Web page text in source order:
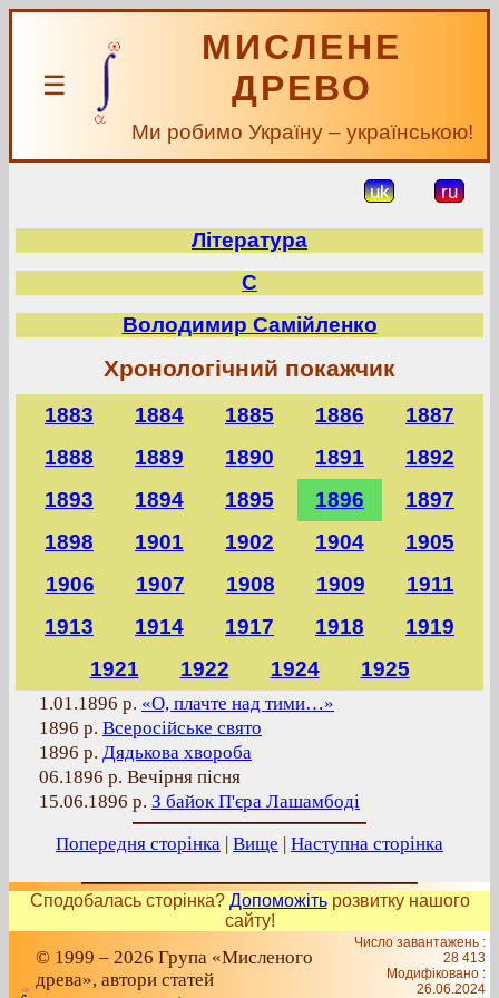
☰
МИСЛЕНЕ
ДРЕВО
Ми робимо Україну – українською!
uk ru
Література
С
Володимир Самійленко
Хронологічний покажчик
1883 1884 1885 1886
1887
1888
1889 1890 1891
1892
1893
1894 1895 1896
1897
1898
1901 1902 1904
1905
1906
1907 1908 1909
1911
1913
1914 1917 1918
1919
1921
1922 1924 1925
1.01.1896 р. «О, плачте над тими…»
1896 р. Всеросійське свято
1896 р. Дядькова хвороба
06.1896 р. Вечірня пісня
15.06.1896 р. З байок П'єра Лашамбоді
Попередня сторінка | Вище | Наступна сторінка
Сподобалась сторінка? Допоможітьрозвитку нашого
сайту!
© 1999 – 2026 Група «Мисленого
древа», автори статей
Число завантажень :
28 413
Модифіковано :
26.06.2024